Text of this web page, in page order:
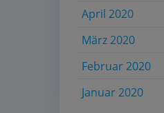
April 2020
März 2020
Februar 2020
Januar 2020